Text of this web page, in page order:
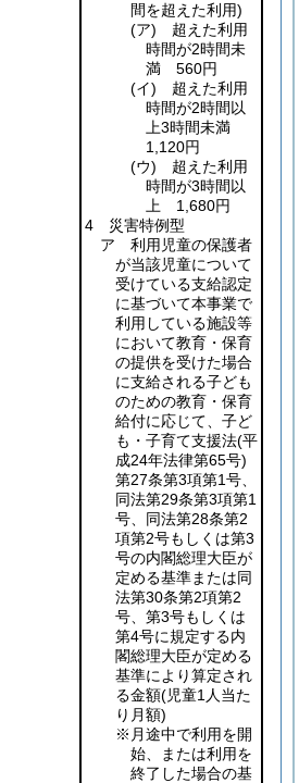
間を超えた利用)
(ア) 超えた利用
時間が2時間未
満 560円
(イ) 超えた利用
時間が2時間以
上3時間未満
1,120円
(ウ) 超えた利用
時間が3時間以
上 1,680円
4 災害特例型
ア 利用児童の保護者
が当該児童について
受けている支給認定
に基づいて本事業で
利用している施設等
において教育・保育
の提供を受けた場合
に支給される子ども
のための教育・保育
給付に応じて、子ど
も・子育て支援法(平
成24年法律第65号)
第27条第3項第1号、
同法第29条第3項第1
号、同法第28条第2
項第2号もしくは第3
号の内閣総理大臣が
定める基準または同
法第30条第2項第2
号、第3号もしくは
第4号に規定する内
閣総理大臣が定める
基準により算定され
る金額(児童1人当た
り月額)
※月途中で利用を開
始、または利用を
終了した場合の基